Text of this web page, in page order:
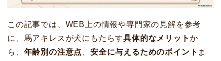
この記事では、WEB上の情報や専門家の見解を参考
に、馬アキレスが犬にもたらす具体的なメリット か
ら、 年齢別の注意点 、安全に与えるためのポイント ま